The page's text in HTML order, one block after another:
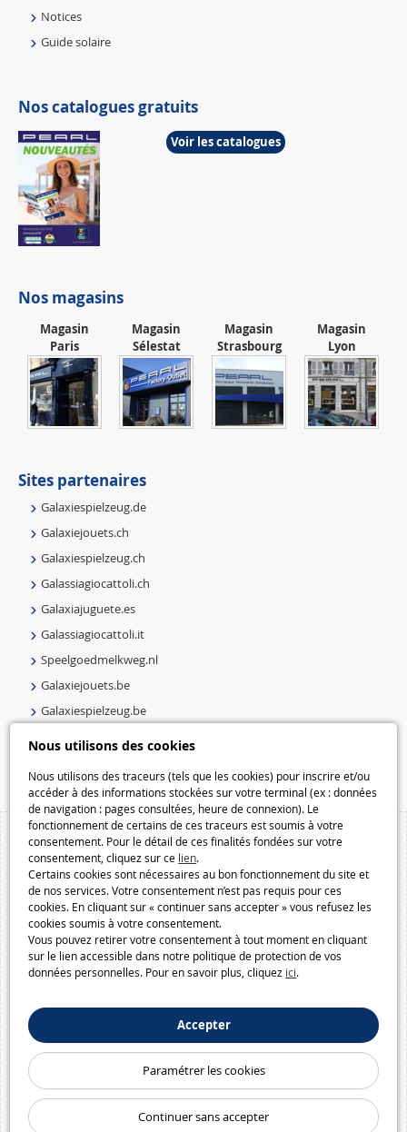
Nous utilisons des cookies
Nous utilisons des traceurs (tels que les cookies) pour inscrire et/ou
accéder à des informations stockées sur votre terminal (ex : données
de navigation : pages consultées, heure de connexion). Le
fonctionnement de certains de ces traceurs est soumis à votre
consentement. Pour le détail de ces finalités fondées sur votre
consentement, cliquez sur ce lien.
Certains cookies sont nécessaires au bon fonctionnement du site et
de nos services. Votre consentement n’est pas requis pour ces
cookies. En cliquant sur « continuer sans accepter » vous refusez les
cookies soumis à votre consentement.
Vous pouvez retirer votre consentement à tout moment en cliquant
sur le lien accessible dans notre politique de protection de vos
données personnelles. Pour en savoir plus, cliquez ici.
Accepter
Paramétrer les cookies
Continuer sans accepter
Notices
Guide solaire
Nos catalogues gratuits
Voir les catalogues
Nos magasins
Magasin
Paris
Magasin
Sélestat
Magasin
Strasbourg
Magasin
Lyon
Sites partenaires
Galaxiespielzeug.de
Galaxiejouets.ch
Galaxiespielzeug.ch
Galassiagiocattoli.ch
Galaxiajuguete.es
Galassiagiocattoli.it
Speelgoedmelkweg.nl
Galaxiejouets.be
Galaxiespielzeug.be